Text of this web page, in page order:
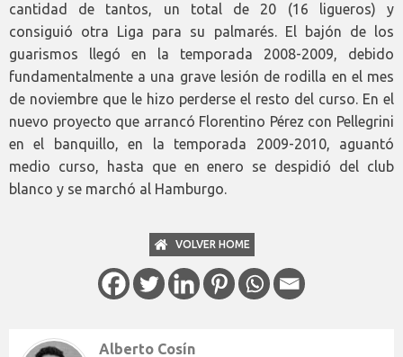
cantidad de tantos, un total de 20 (16 ligueros) y
consiguió otra Liga para su palmarés. El bajón de los
guarismos llegó en la temporada 2008-2009, debido
fundamentalmente a una grave lesión de rodilla en el mes
de noviembre que le hizo perderse el resto del curso. En el
nuevo proyecto que arrancó Florentino Pérez con Pellegrini
en el banquillo, en la temporada 2009-2010, aguantó
medio curso, hasta que en enero se despidió del club
blanco y se marchó al Hamburgo.
VOLVER HOME
Alberto Cosín